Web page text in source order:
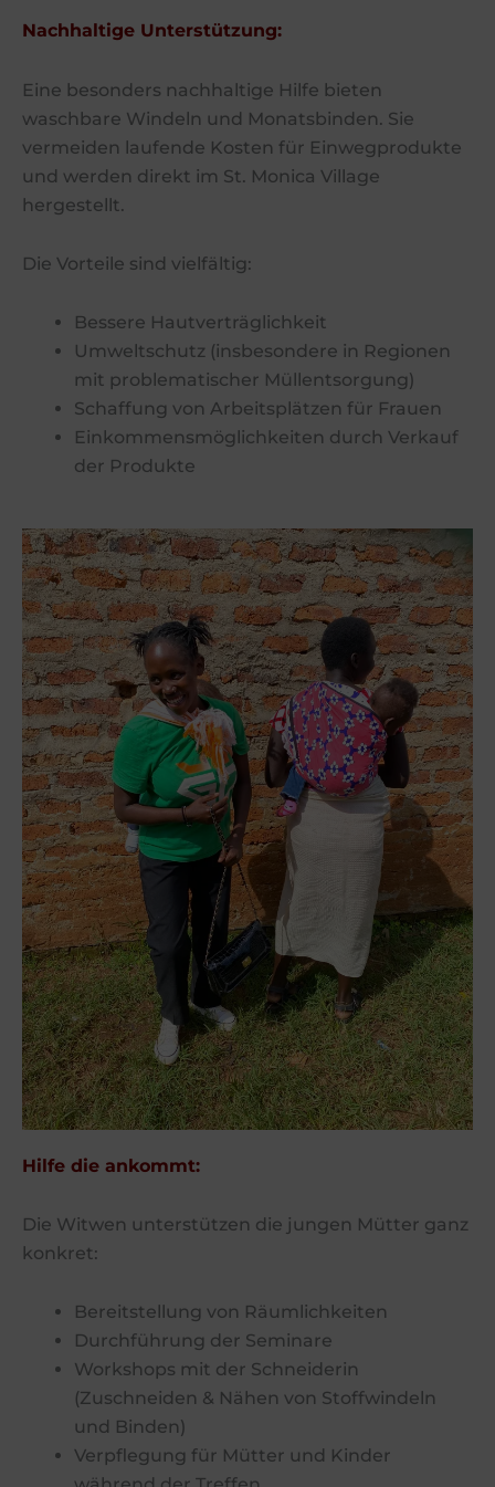
Nachhaltige Unterstützung:
Eine besonders nachhaltige Hilfe bieten
waschbare Windeln und Monatsbinden. Sie
vermeiden laufende Kosten für Einwegprodukte
und werden direkt im St. Monica Village
hergestellt.
Die Vorteile sind vielfältig:
Bessere Hautverträglichkeit
Umweltschutz (insbesondere in Regionen
mit problematischer Müllentsorgung)
Schaffung von Arbeitsplätzen für Frauen
Einkommensmöglichkeiten durch Verkauf
der Produkte
Hilfe die ankommt:
Die Witwen unterstützen die jungen Mütter ganz
konkret:
Bereitstellung von Räumlichkeiten
Durchführung der Seminare
Workshops mit der Schneiderin
(Zuschneiden & Nähen von Stoffwindeln
und Binden)
Verpflegung für Mütter und Kinder